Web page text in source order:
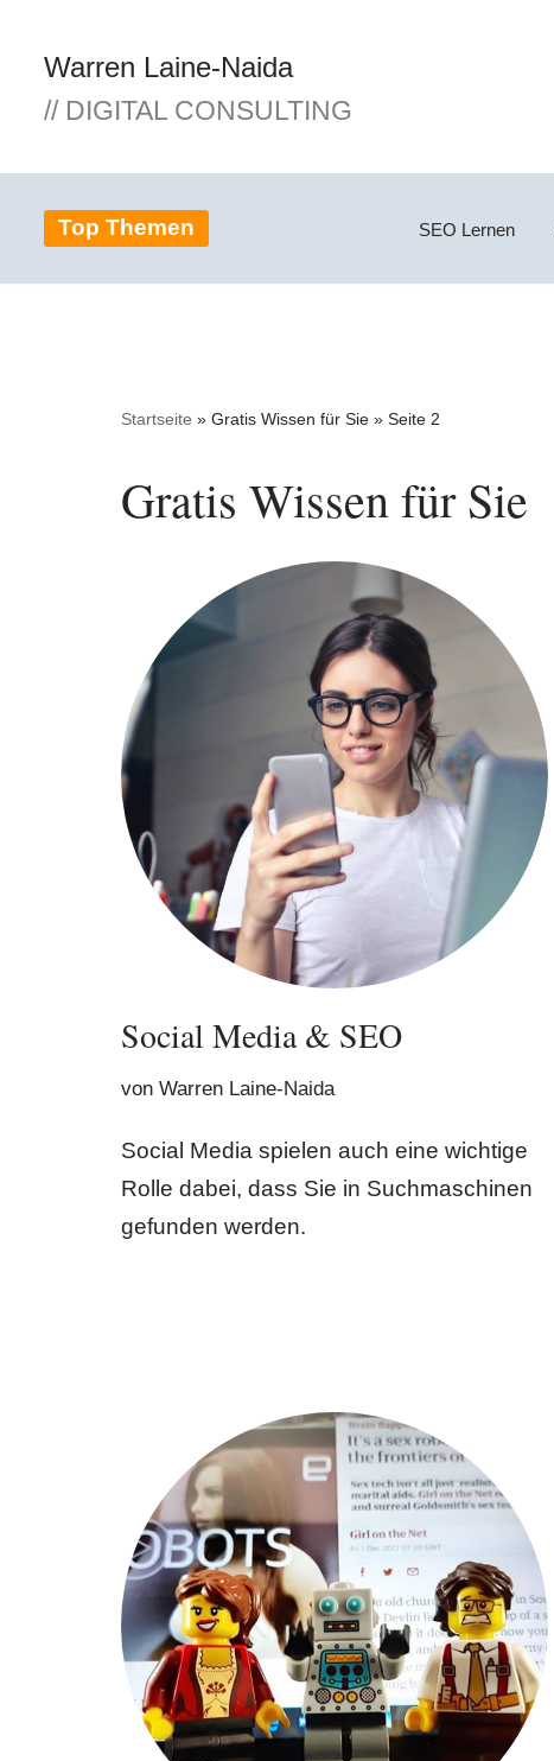
Zum
Inhalt
Warren Laine-Naida
// DIGITAL CONSULTING
Top Themen SEO Lernen
Startseite » Gratis Wissen für Sie » Seite 2
Gratis Wissen für Sie
Social Media & SEO
von Warren Laine-Naida
Social Media spielen auch eine wichtige
Rolle dabei, dass Sie in Suchmaschinen
gefunden werden.